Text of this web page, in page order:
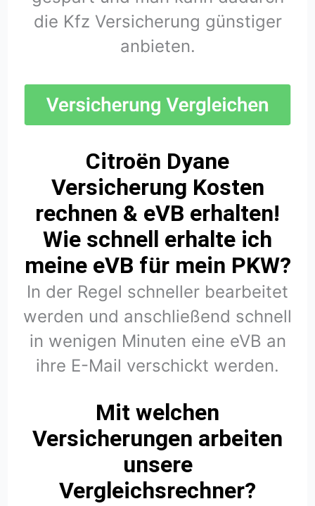
die Kfz Versicherung günstiger
anbieten.
Citroën Dyane
Versicherung Kosten
rechnen & eVB erhalten!
Wie schnell erhalte ich
meine eVB für mein PKW?
In der Regel schneller bearbeitet
werden und anschließend schnell
in wenigen Minuten eine eVB an
ihre E-Mail verschickt werden.
Mit welchen
Versicherungen arbeiten
unsere
Vergleichsrechner?